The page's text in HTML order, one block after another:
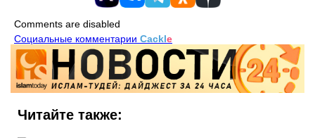
Comments are disabled
Социальные комментарии Cackle
Читайте также: